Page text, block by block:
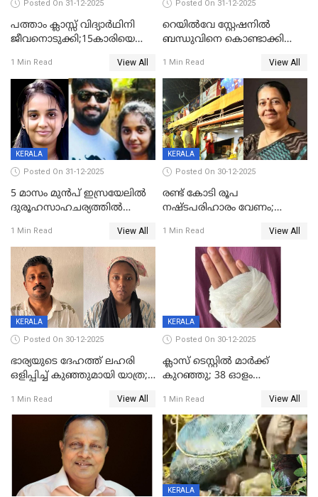
Posted On 31-12-2025
പത്താം ക്ലാസ്സ് വിദ്യാര്‍ഥിനി
ജീവനൊടുക്കി;15കാരിയെ
കിടപ്പുമുറിയില്‍ തൂങ്ങി മരിച്ച
നിലയിൽ
1 Min Read View All
Posted On 31-12-2025
റെയിൽവേ സ്റ്റേഷനിൽ
ബന്ധുവിനെ കൊണ്ടാക്കി
ലോറി സ്കൂട്ടറിൽ ഇടിച്ചു :
യുവതിക്ക് ദാരുണാന്ത്യം
1 Min Read View All
KERALA
Posted On 31-12-2025
5 മാസം മുൻപ് ഇസ്രയേലിൽ
ദുരൂഹസാഹചര്യത്തിൽ
മലയാളി യുവാവിന്റെ ഭാര്യയും
മരിച്ചു
1 Min Read View All
KERALA
Posted On 30-12-2025
രണ്ട് കോടി രൂപ
നഷ്ടപരിഹാരം വേണം;
നോട്ടീസയച്ച് ഉമാ തോമസ്
1 Min Read View All
KERALA
Posted On 30-12-2025
ഭാര്യയുടെ ദേഹത്ത് ലഹരി
ഒളിപ്പിച്ച് കുഞ്ഞുമായി യാത്ര;
പിടികൂടി പൊലീസ്
1 Min Read View All
KERALA
Posted On 30-12-2025
ക്ലാസ് ടെസ്റ്റിൽ മാർക്ക്
കുറഞ്ഞു; 38 ഓളം
സെന്ററിലെ അധ്യാപകന്‍
മർദിച്ചതായി പരാതി
1 Min Read View All
KERALA